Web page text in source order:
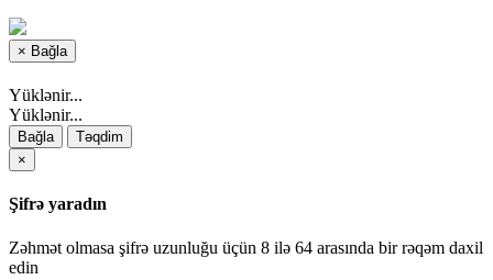
× Bağla
Yüklənir...
Yüklənir...
Bağla
Təqdim
×
Şifrə yaradın
Zəhmət olmasa şifrə uzunluğu üçün 8 ilə 64 arasında bir rəqəm daxil
edin